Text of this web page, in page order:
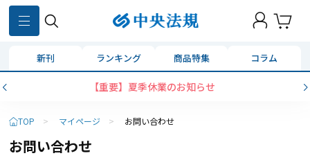
新刊 ランキング 商品特集 コラム
【重要】夏季休業のお知らせ
TOP > マイページ > お問い合わせ
お問い合わせ